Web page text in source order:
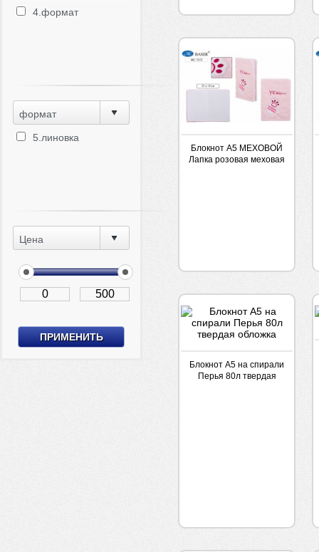
4.формат
формат
5.линовка
Цена
Блокнот А5 МЕХОВОЙ
Лапка розовая меховая
Блокнот А5 на спирали
Перья 80л твердая